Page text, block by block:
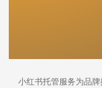
小红书托管服务为品牌